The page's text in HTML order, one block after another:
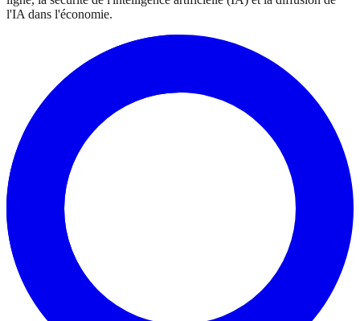
l'IA dans l'économie.